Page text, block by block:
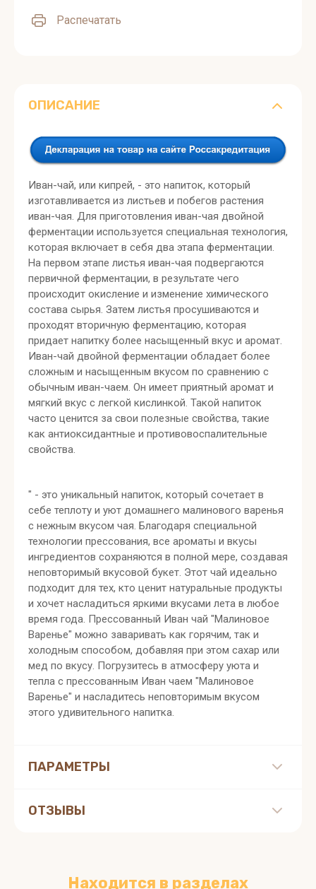
Распечатать
ОПИСАНИЕ
Иван-чай, или кипрей, - это напиток, который
изготавливается из листьев и побегов растения
иван-чая. Для приготовления иван-чая двойной
ферментации используется специальная технология,
которая включает в себя два этапа ферментации.
На первом этапе листья иван-чая подвергаются
первичной ферментации, в результате чего
происходит окисление и изменение химического
состава сырья. Затем листья просушиваются и
проходят вторичную ферментацию, которая
придает напитку более насыщенный вкус и аромат.
Иван-чай двойной ферментации обладает более
сложным и насыщенным вкусом по сравнению с
обычным иван-чаем. Он имеет приятный аромат и
мягкий вкус с легкой кислинкой. Такой напиток
часто ценится за свои полезные свойства, такие
как антиоксидантные и противовоспалительные
свойства.
" - это уникальный напиток, который сочетает в
себе теплоту и уют домашнего малинового варенья
с нежным вкусом чая. Благодаря специальной
технологии прессования, все ароматы и вкусы
ингредиентов сохраняются в полной мере, создавая
неповторимый вкусовой букет. Этот чай идеально
подходит для тех, кто ценит натуральные продукты
и хочет насладиться яркими вкусами лета в любое
время года. Прессованный Иван чай "Малиновое
Варенье" можно заваривать как горячим, так и
холодным способом, добавляя при этом сахар или
мед по вкусу. Погрузитесь в атмосферу уюта и
тепла с прессованным Иван чаем "Малиновое
Варенье" и насладитесь неповторимым вкусом
этого удивительного напитка.
ПАРАМЕТРЫ
ОТЗЫВЫ
Находится в разделах